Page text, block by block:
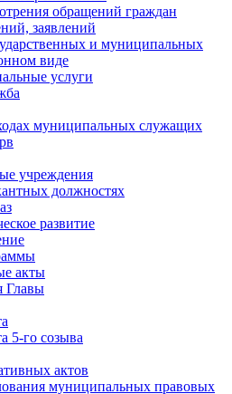
обращений граждан
заявлений
и муниципальных
виде
услуги
муниципальных служащих
учреждения
должностях
развитие
акты
Главы
5-го созыва
актов
муниципальных правовых